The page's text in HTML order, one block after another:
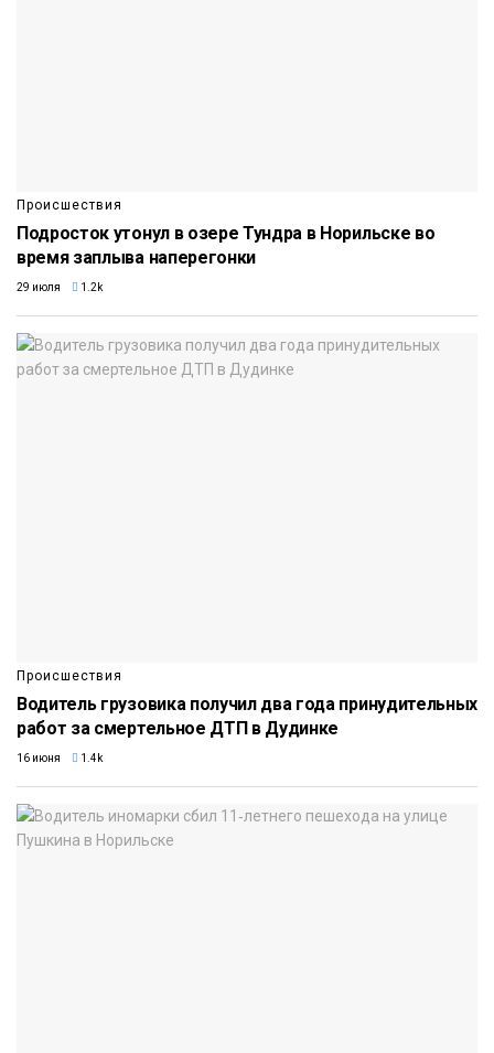
Происшествия
Подросток утонул в озере Тундра в Норильске во
время заплыва наперегонки
29 июля 1.2k
Происшествия
Водитель грузовика получил два года принудительных
работ за смертельное ДТП в Дудинке
16 июня 1.4k